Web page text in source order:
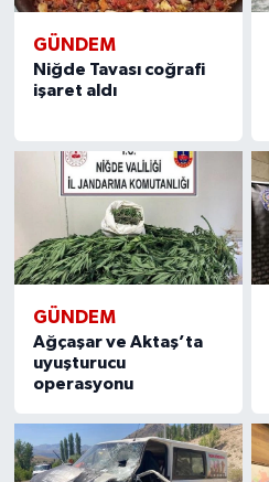
GÜNDEM
Niğde Tavası coğrafi
işaret aldı
GÜNDEM
Ağçaşar ve Aktaş’ta
uyuşturucu
operasyonu